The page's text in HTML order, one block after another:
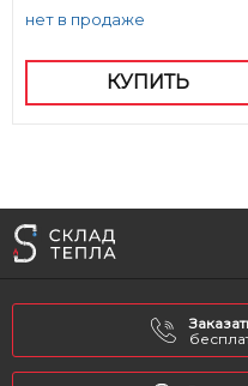
нет в продаже
КУПИТЬ